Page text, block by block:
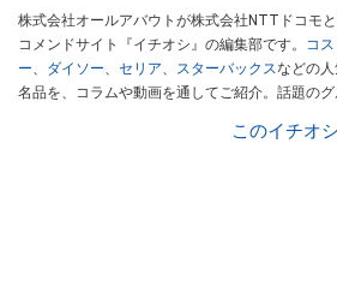
株式会社オールアバウトが株式会社NTTドコモ
コメンドサイト『イチオシ』の編集部です。 コス
ー、 ダイソー、 セリア、 スターバックスなどの
名品を、コラムや動画を通してご紹介。話題のグ
インフルエンサーが実際に使用してレビューし
このイチオ